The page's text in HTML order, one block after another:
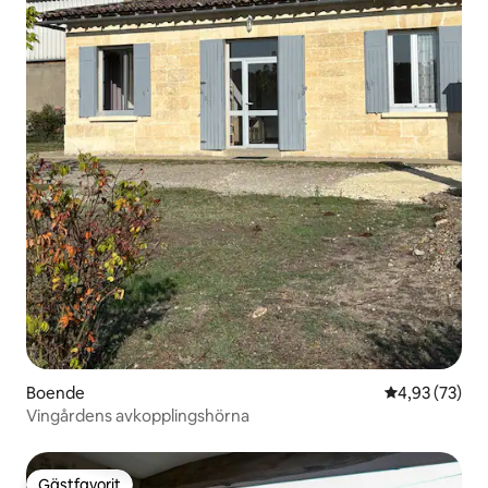
Boende 4,93 av 5 i
4,93 (73)
Vingårdens avkopplingshörna